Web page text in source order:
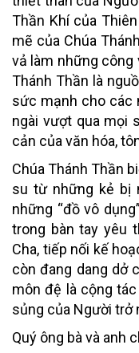
Thần Khí của
mẽ của Chúa
vả làm những công
Thánh Thần là
sức mạnh cho các
ngài vượt qua mọi
cản của văn hóa,
Chúa Thánh Thần
su từ những kẻ bị
những “đồ vô
trong bàn tay yêu
Cha, tiếp nối kế
còn đang dang dở
môn đệ là cộng
sủng của Người trở
Quý ông bà và anh